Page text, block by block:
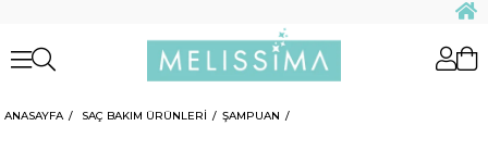
ANASAYFA SAÇ BAKIM ÜRÜNLERİ ŞAMPUAN